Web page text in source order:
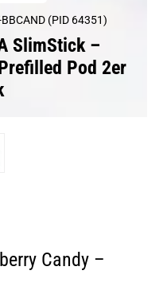
BBCAND (PID 64351)
SlimStick –
Pod 2er
Candy –